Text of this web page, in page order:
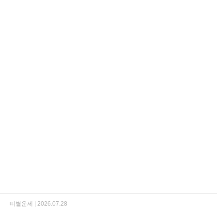
띠별운세 | 2026.07.28